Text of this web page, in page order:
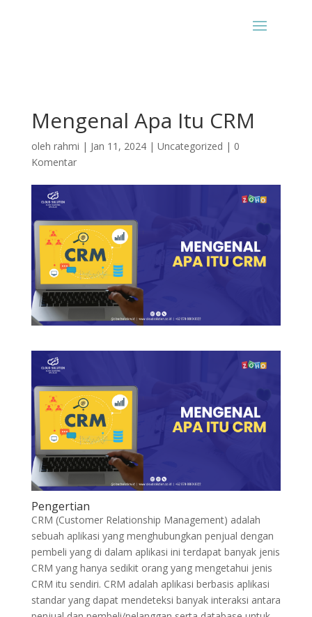
Mengenal Apa Itu CRM
oleh rahmi | Jan 11, 2024| Uncategorized | 0
Komentar
Pengertian
CRM (Customer Relationship Management) adalah
sebuah aplikasi yang menghubungkan penjual dengan
pembeli yang di dalam aplikasi ini terdapat banyak jenis
CRM yang hanya sedikit orang yang mengetahui jenis
CRM itu sendiri. CRM adalah aplikasi berbasis aplikasi
standar yang dapat mendeteksi banyak interaksi antara